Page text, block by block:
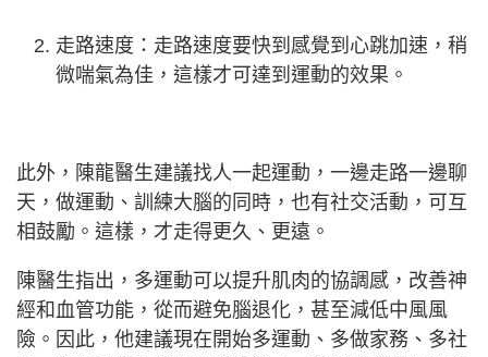
走路速度：走路速度要快到感覺到心跳加速，稍
微喘氣為佳，這樣才可達到運動的效果。
此外，陳龍醫生建議找人一起運動，一邊走路一邊聊
天，做運動、訓練大腦的同時，也有社交活動，可互
相鼓勵。這樣，才走得更久、更遠。
陳醫生指出，多運動可以提升肌肉的協調感，改善神
經和血管功能，從而避免腦退化，甚至減低中風風
險。因此，他建議現在開始多運動、多做家務、多社